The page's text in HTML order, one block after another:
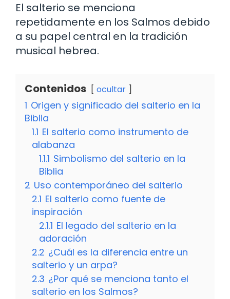
El salterio se menciona
repetidamente en los Salmos debido
a su papel central en la tradición
musical hebrea.
Contenidos ocultar
1 Origen y significado del salterio en la
Biblia
1.1 El salterio como instrumento de
alabanza
1.1.1 Simbolismo del salterio en la
Biblia
2 Uso contemporáneo del salterio
2.1 El salterio como fuente de
inspiración
2.1.1 El legado del salterio en la
adoración
2.2 ¿Cuál es la diferencia entre un
salterio y un arpa?
2.3 ¿Por qué se menciona tanto el
salterio en los Salmos?